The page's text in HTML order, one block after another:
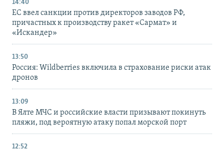
14:40
ЕС ввел санкции против директоров заводов РФ,
причастных к производству ракет «Сармат» и
«Искандер»
13:50
Россия: Wildberries включила в страхование риски атак
дронов
13:09
В Ялте МЧС и российские власти призывают покинуть
пляжи, под вероятную атаку попал морской порт
12:52